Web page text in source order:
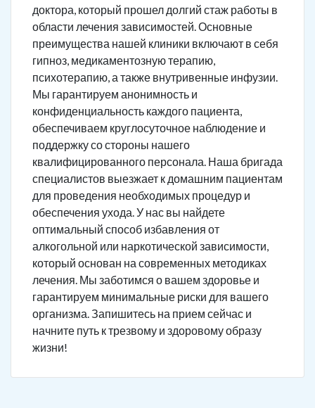
доктора, который прошел долгий стаж работы в
области лечения зависимостей. Основные
преимущества нашей клиники включают в себя
гипноз, медикаментозную терапию,
психотерапию, а также внутривенные инфузии.
Мы гарантируем анонимность и
конфиденциальность каждого пациента,
обеспечиваем круглосуточное наблюдение и
поддержку со стороны нашего
квалифицированного персонала. Наша бригада
специалистов выезжает к домашним пациентам
для проведения необходимых процедур и
обеспечения ухода. У нас вы найдете
оптимальный способ избавления от
алкогольной или наркотической зависимости,
который основан на современных методиках
лечения. Мы заботимся о вашем здоровье и
гарантируем минимальные риски для вашего
организма. Запишитесь на прием сейчас и
начните путь к трезвому и здоровому образу
жизни!